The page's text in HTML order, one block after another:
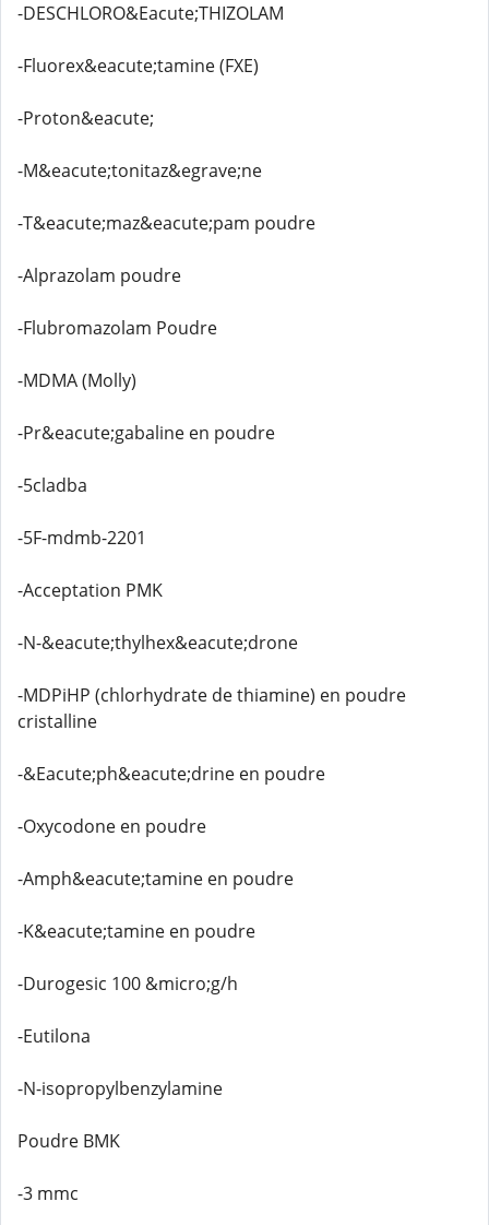
-DESCHLORO&Eacute;THIZOLAM
-Fluorex&eacute;tamine (FXE)
-Proton&eacute;
-M&eacute;tonitaz&egrave;ne
-T&eacute;maz&eacute;pam poudre
-Alprazolam poudre
-Flubromazolam Poudre
-MDMA (Molly)
-Pr&eacute;gabaline en poudre
-5cladba
-5F-mdmb-2201
-Acceptation PMK
-N-&eacute;thylhex&eacute;drone
-MDPiHP (chlorhydrate de thiamine) en poudre
cristalline
-&Eacute;ph&eacute;drine en poudre
-Oxycodone en poudre
-Amph&eacute;tamine en poudre
-K&eacute;tamine en poudre
-Durogesic 100 &micro;g/h
-Eutilona
-N-isopropylbenzylamine
Poudre BMK
-3 mmc